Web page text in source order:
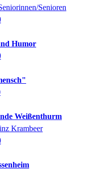
Senioren
Humor
Weißenthurm
Krambeer